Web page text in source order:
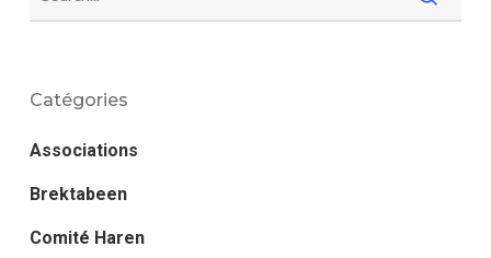
Catégories
Associations
Brektabeen
Comité Haren